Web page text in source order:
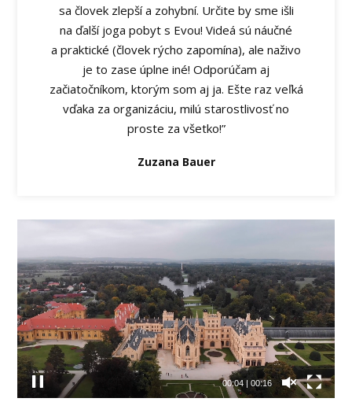
sa človek zlepší a zohybní. Určite by sme išli
na ďalší joga pobyt s Evou! Videá sú náučné
a praktické (človek rýcho zapomína), ale naživo
je to zase úplne iné! Odporúčam aj
začiatočníkom, ktorým som aj ja. Ešte raz veľká
vďaka za organizáciu, milú starostlivosť no
proste za všetko!”
Zuzana Bauer
00:05| 00:16